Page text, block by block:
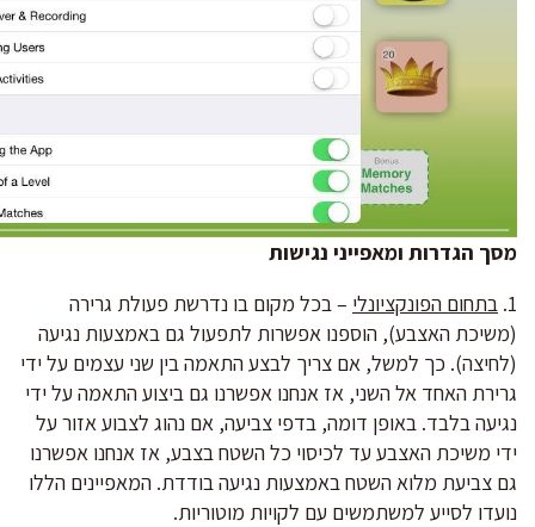
מסך הגדרות ומאפייני נגישות
1. בתחום הפונקציונלי – בכל מקום בו נדרשת פעולת גרירה
(משיכת האצבע), הוספנו אפשרות לתפעול גם באמצעות נגיעה
(לחיצה). כך למשל, אם צריך לבצע התאמה בין שני עצמים על ידי
גרירת האחד אל השני, אז אנחנו אפשרנו גם ביצוע התאמה על ידי
נגיעה בלבד. באופן דומה, בדפי צביעה, אם נהוג לצבוע אזור על
ידי משיכת האצבע עד לכיסוי כל השטח בצבע, אז אנחנו אפשרנו
גם צביעת מלוא השטח באמצעות נגיעה בודדת. המאפיינים הללו
נועדו לסייע למשתמשים עם לקויות מוטוריות.